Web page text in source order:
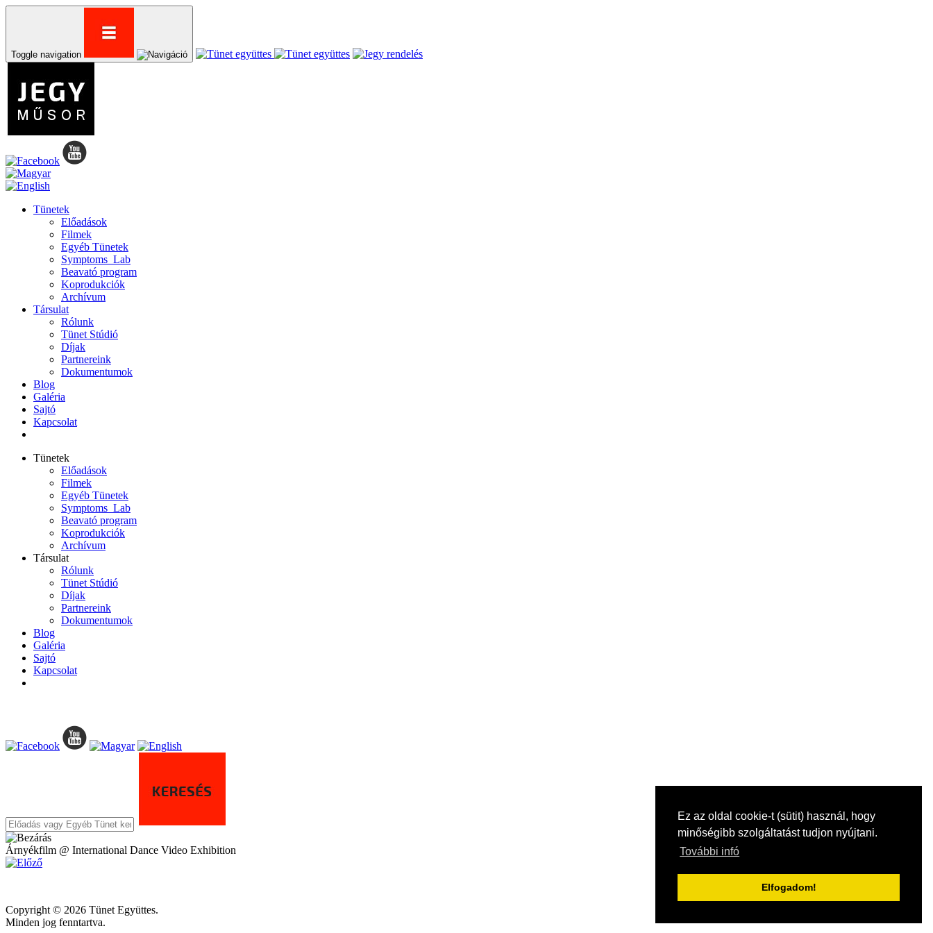
Ez az oldal cookie-t (sütit) használ, hogy
minőségibb szolgáltatást tudjon nyújtani.
További infó
Elfogadom!
Toggle navigation
Tünetek
Előadások
Filmek
Egyéb Tünetek
Symptoms_Lab
Beavató program
Koprodukciók
Archívum
Társulat
Rólunk
Tünet Stúdió
Díjak
Partnereink
Dokumentumok
Blog
Galéria
Sajtó
Kapcsolat
Tünetek
Előadások
Filmek
Egyéb Tünetek
Symptoms_Lab
Beavató program
Koprodukciók
Archívum
Társulat
Rólunk
Tünet Stúdió
Díjak
Partnereink
Dokumentumok
Blog
Galéria
Sajtó
Kapcsolat
Árnyékfilm @ International Dance Video Exhibition
Copyright © 2026 Tünet Együttes.
Minden jog fenntartva.